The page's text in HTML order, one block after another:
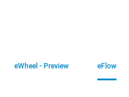
eWheel - Preview eFlow